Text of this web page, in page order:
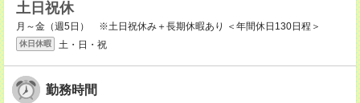
土日祝休
月～金（週5日） ※土日祝休み＋長期休暇あり ＜年間休日130日程＞
休日休暇 土・日・祝
勤務時間